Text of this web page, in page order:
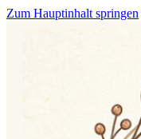
Zum Hauptinhalt springen